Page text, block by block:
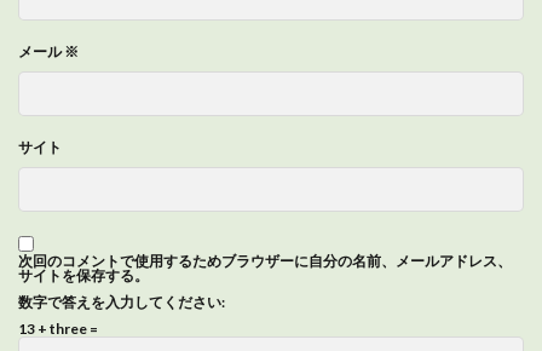
メール※
サイト
次回のコメントで使用するためブラウザーに自分の名前、メールアドレス、
サイトを保存する。
数字で答えを入力してください:
13 + three =